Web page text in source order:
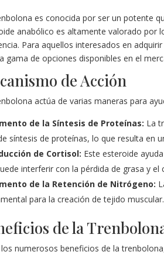
es conocida por ser un potente
anabólico es altamente valorado por
Para aquellos interesados en
gama de opciones disponibles en el
de Acción
actúa de varias maneras para
de la Síntesis de Proteínas: La
síntesis de proteínas, lo que resulta en
de Cortisol: Este esteroide
interferir con la pérdida de grasa y el
de la Retención de Nitrógeno:
para la creación de tejido muscular.
de la
los numerosos beneficios de la